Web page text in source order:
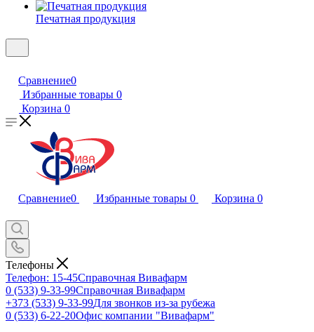
Печатная продукция
Сравнение0
Избранные товары 0
Корзина 0
Сравнение0 Избранные товары 0 Корзина 0
Телефоны
Телефон: 15-45Справочная Вивафарм
0 (533) 9-33-99Справочная Вивафарм
+373 (533) 9-33-99Для звонков из-за рубежа
0 (533) 6-22-20Офис компании "Вивафарм"